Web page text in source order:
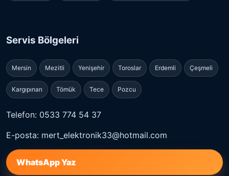
Servis Bölgeleri
Mersin Mezitli Yenişehir Toroslar Erdemli Çeşmeli
Kargıpınarı Tömük Tece Pozcu
Telefon: 0533 774 54 37
E-posta: mert_elektronik33@hotmail.com
WhatsApp Yaz